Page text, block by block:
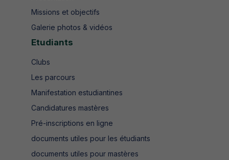
Missions et objectifs
Galerie photos & vidéos
Etudiants
Clubs
Les parcours
Manifestation estudiantines
Candidatures mastères
Pré-inscriptions en ligne
documents utiles pour les étudiants
documents utiles pour mastères